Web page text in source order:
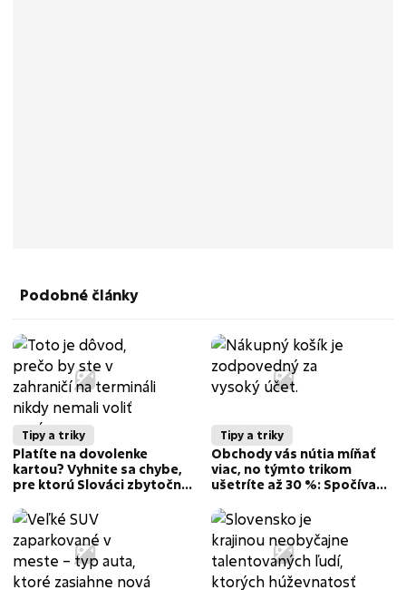
Podobné články
Tipy a triky
Platíte na dovolenke
kartou? Vyhnite sa chybe,
pre ktorú Slováci zbytočne
Tipy a triky
Obchody vás nútia míňať
viac, no týmto trikom
ušetríte až 30 %: Spočíva